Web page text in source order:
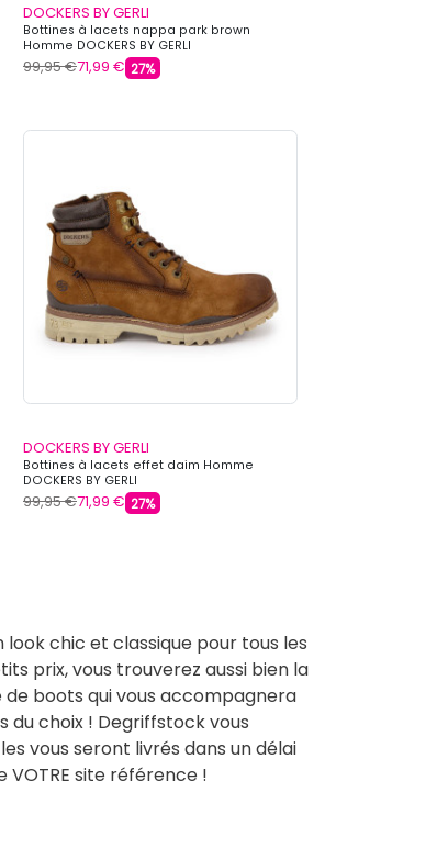
DOCKERS BY GERLI
Bottines à lacets nappa park brown
Homme DOCKERS BY GERLI
99,95 €71,99 € 27%
DOCKERS BY GERLI
Bottines à lacets effet daim Homme
DOCKERS BY GERLI
99,95 €71,99 € 27%
chic et classique pour tous les
prix, vous trouverez aussi bien la
de boots qui vous accompagnera
du choix ! Degriffstock vous
vous seront livrés dans un délai
site référence !